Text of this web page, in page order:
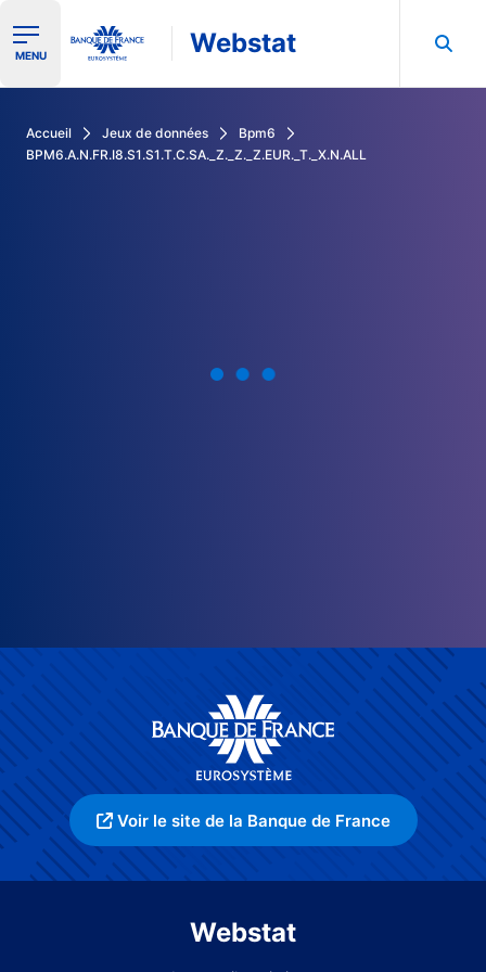
Ouvrir le menu de navigation
MENU Webstat
Accueil Jeux de données
Bpm6
BPM6.A.N.FR.I8.S1.S1.T.C.SA._Z._Z._Z.EUR._T._X.N.ALL
Voir le site de la Banque de France
Webstat